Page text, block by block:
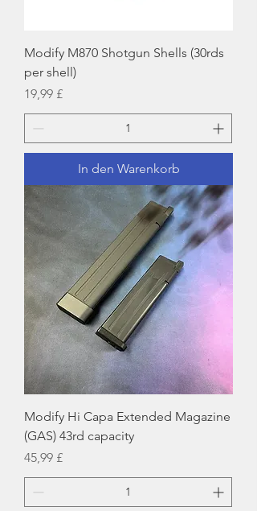
Modify M870 Shotgun Shells (30rds
per shell)
Preis
19,99 £
In den Warenkorb
Modify Hi Capa Extended Magazine
(GAS) 43rd capacity
Preis
45,99 £